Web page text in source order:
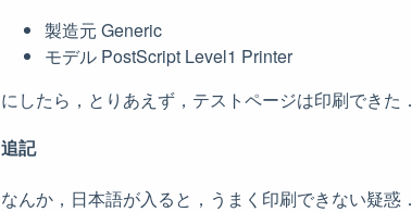
製造元 Generic
モデル PostScript Level1 Printer
にしたら，とりあえず，テストページは印刷できた．
追記
なんか，日本語が入ると，うまく印刷できない疑惑．